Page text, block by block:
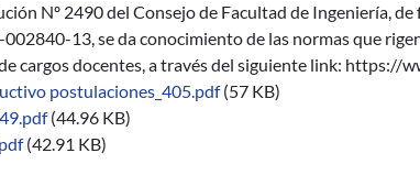
Nº 2490 del Consejo de Facultad de Ingeniería,
13, se da conocimiento de las normas que
cargos docentes, a través del siguiente link: https://
postulaciones_405.pdf (57 KB)
(44.96 KB)
(42.91 KB)